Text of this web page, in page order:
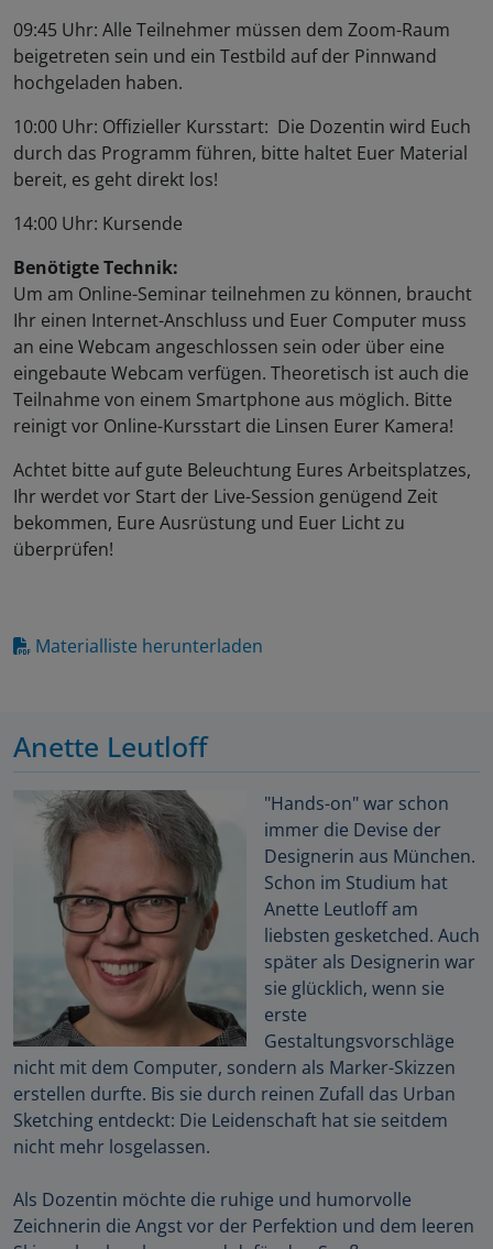
09:45 Uhr: Alle Teilnehmer müssen dem Zoom-Raum
beigetreten sein und ein Testbild auf der Pinnwand
hochgeladen haben.
10:00 Uhr: Offizieller Kursstart: Die Dozentin wird Euch
durch das Programm führen, bitte haltet Euer Material
bereit, es geht direkt los!
14:00 Uhr: Kursende
Benötigte Technik:
Um am Online-Seminar teilnehmen zu können, braucht
Ihr einen Internet-Anschluss und Euer Computer muss
an eine Webcam angeschlossen sein oder über eine
eingebaute Webcam verfügen. Theoretisch ist auch die
Teilnahme von einem Smartphone aus möglich. Bitte
reinigt vor Online-Kursstart die Linsen Eurer Kamera!
Achtet bitte auf gute Beleuchtung Eures Arbeitsplatzes,
Ihr werdet vor Start der Live-Session genügend Zeit
bekommen, Eure Ausrüstung und Euer Licht zu
überprüfen!
Materialliste herunterladen
Anette Leutloff
"Hands-on" war schon
immer die Devise der
Designerin aus München.
Schon im Studium hat
Anette Leutloff am
liebsten gesketched. Auch
später als Designerin war
sie glücklich, wenn sie
erste
Gestaltungsvorschläge
nicht mit dem Computer, sondern als Marker-Skizzen
erstellen durfte. Bis sie durch reinen Zufall das Urban
Sketching entdeckt: Die Leidenschaft hat sie seitdem
nicht mehr losgelassen.
Als Dozentin möchte die ruhige und humorvolle
Zeichnerin die Angst vor der Perfektion und dem leeren